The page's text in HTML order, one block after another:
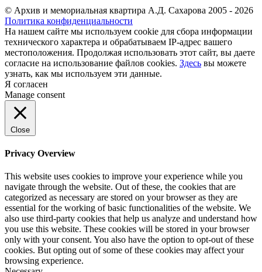
© Архив и мемориальная квартира А.Д. Сахарова 2005 - 2026
Политика конфиденциальности
На нашем сайте мы используем cookie для сбора информации
технического характера и обрабатываем IP-адрес вашего
местоположения. Продолжая использовать этот сайт, вы даете
согласие на использование файлов cookies. Здесь вы можете
узнать, как мы используем эти данные.
Я согласен
Manage consent
Close
Privacy Overview
This website uses cookies to improve your experience while you
navigate through the website. Out of these, the cookies that are
categorized as necessary are stored on your browser as they are
essential for the working of basic functionalities of the website. We
also use third-party cookies that help us analyze and understand how
you use this website. These cookies will be stored in your browser
only with your consent. You also have the option to opt-out of these
cookies. But opting out of some of these cookies may affect your
browsing experience.